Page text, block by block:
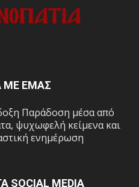
ΜΕ ΕΜΑΣ
Παράδοση μέσα από
ψυχωφελή κείμενα και
ενημέρωση
SOCIAL MEDIA